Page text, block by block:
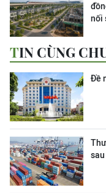
nối
TIN CÙNG
Đề